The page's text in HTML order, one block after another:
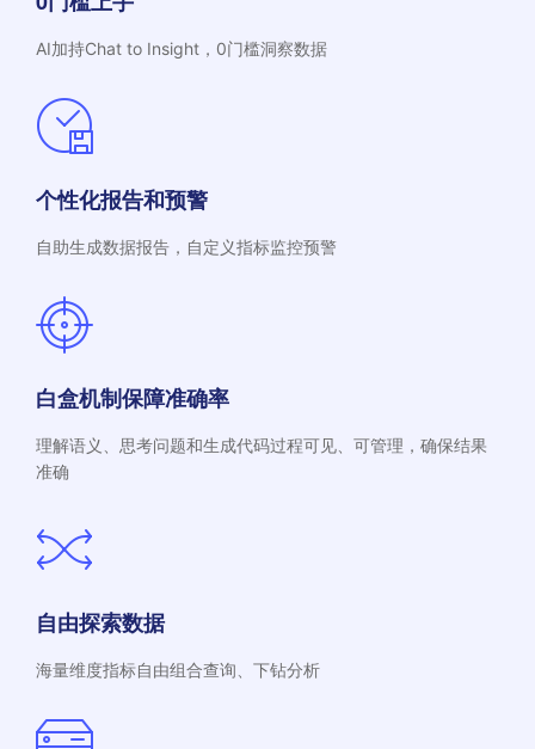
AI加持Chat to Insight，0门槛洞察数据
个性化报告和预警
自助生成数据报告，自定义指标监控预警
白盒机制保障准确率
理解语义、思考问题和生成代码过程可见、可管理，确保结果
准确
自由探索数据
海量维度指标自由组合查询、下钻分析